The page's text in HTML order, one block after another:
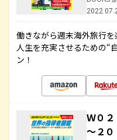
働きながら週末海外旅行を
人生を充実させるための“
ン！
Ｗ０
～２